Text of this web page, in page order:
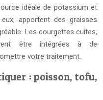
idéale de potassium et
apportent des graisses
Les courgettes cuites,
être intégrées à de
votre traitement.
: poisson, tofu,